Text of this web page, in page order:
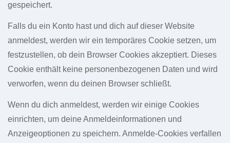
gespeichert.
Falls du ein Konto hast und dich auf dieser Website
anmeldest, werden wir ein temporäres Cookie setzen, um
festzustellen, ob dein Browser Cookies akzeptiert. Dieses
Cookie enthält keine personenbezogenen Daten und wird
verworfen, wenn du deinen Browser schließt.
Wenn du dich anmeldest, werden wir einige Cookies
einrichten, um deine Anmeldeinformationen und
Anzeigeoptionen zu speichern. Anmelde-Cookies verfallen